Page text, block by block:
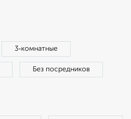
3‑комнатные
Без посредников